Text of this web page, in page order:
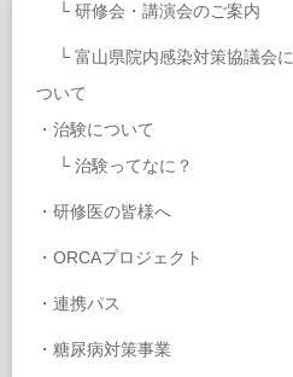
└ 研修会・講演会のご案内
└ 富山県院内感染対策協議会に
ついて
・ 治験について
└ 治験ってなに？
・ 研修医の皆様へ
・ ORCAプロジェクト
・ 連携パス
・ 糖尿病対策事業